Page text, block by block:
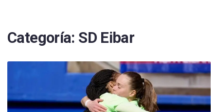
Categoría: SD Eibar